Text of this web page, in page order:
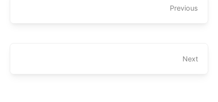
Previous
Next